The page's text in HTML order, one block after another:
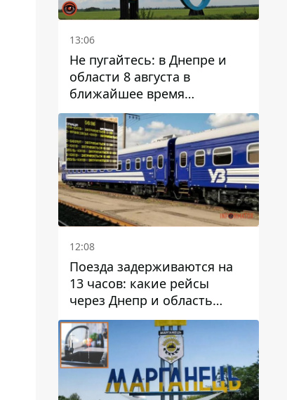
13:06
Не пугайтесь: в Днепре и
области 8 августа в
ближайшее время
ожидается гроза
12:08
Поезда задерживаются на
13 часов: какие рейсы
через Днепр и область
выбились из графика